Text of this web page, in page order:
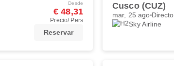
Desde
€ 48,31
Precio/ Pers
Reservar
Cusco (CUZ)
mar, 25 ago Directo
Sky Airline